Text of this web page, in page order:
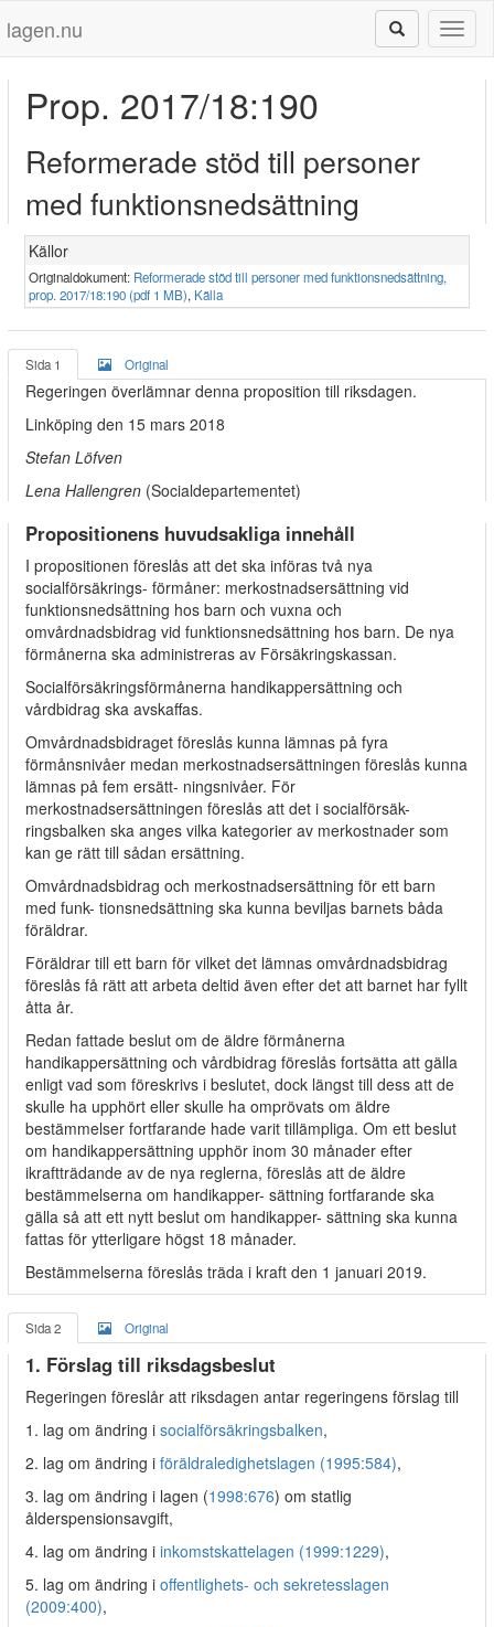
lagen.nu
Prop. 2017/18:190
Reformerade stöd till personer
med funktionsnedsättning
Källor
Originaldokument: Reformerade stöd till personer med funktionsnedsättning,
prop. 2017/18:190 (pdf 1 MB), Källa
Sida 1 Original
Regeringen överlämnar denna proposition till riksdagen.
Linköping den 15 mars 2018
Stefan Löfven
Lena Hallengren (Socialdepartementet)
Propositionens huvudsakliga innehåll
I propositionen föreslås att det ska införas två nya
socialförsäkrings- förmåner: merkostnadsersättning vid
funktionsnedsättning hos barn och vuxna och
omvårdnadsbidrag vid funktionsnedsättning hos barn. De nya
förmånerna ska administreras av Försäkringskassan.
Socialförsäkringsförmånerna handikappersättning och
vårdbidrag ska avskaffas.
Omvårdnadsbidraget föreslås kunna lämnas på fyra
förmånsnivåer medan merkostnadsersättningen föreslås kunna
lämnas på fem ersätt- ningsnivåer. För
merkostnadsersättningen föreslås att det i socialförsäk-
ringsbalken ska anges vilka kategorier av merkostnader som
kan ge rätt till sådan ersättning.
Omvårdnadsbidrag och merkostnadsersättning för ett barn
med funk- tionsnedsättning ska kunna beviljas barnets båda
föräldrar.
Föräldrar till ett barn för vilket det lämnas omvårdnadsbidrag
föreslås få rätt att arbeta deltid även efter det att barnet har fyllt
åtta år.
Redan fattade beslut om de äldre förmånerna
handikappersättning och vårdbidrag föreslås fortsätta att gälla
enligt vad som föreskrivs i beslutet, dock längst till dess att de
skulle ha upphört eller skulle ha omprövats om äldre
bestämmelser fortfarande hade varit tillämpliga. Om ett beslut
om handikappersättning upphör inom 30 månader efter
ikraftträdande av de nya reglerna, föreslås att de äldre
bestämmelserna om handikapper- sättning fortfarande ska
gälla så att ett nytt beslut om handikapper- sättning ska kunna
fattas för ytterligare högst 18 månader.
Bestämmelserna föreslås träda i kraft den 1 januari 2019.
Sida 2 Original
1. Förslag till riksdagsbeslut
Regeringen föreslår att riksdagen antar regeringens förslag till
1. lag om ändring i socialförsäkringsbalken,
2. lag om ändring i föräldraledighetslagen (1995:584),
3. lag om ändring i lagen (1998:676) om statlig
ålderspensionsavgift,
4. lag om ändring i inkomstskattelagen (1999:1229),
5. lag om ändring i offentlighets- och sekretesslagen
(2009:400),